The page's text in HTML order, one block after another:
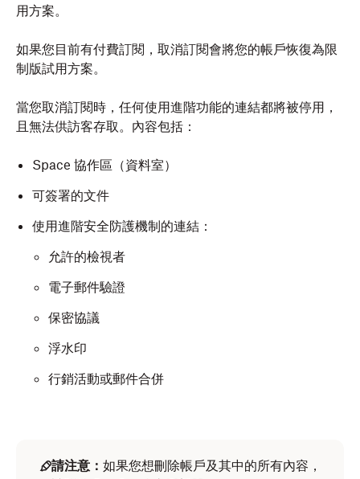
用方案。
如果您目前有付費訂閱，取消訂閱會將您的帳戶恢復為限
制版試用方案。
當您取消訂閱時，任何使用進階功能的連結都將被停用，
且無法供訪客存取。內容包括：
Space 協作區（資料室）
可簽署的文件
使用進階安全防護機制的連結：
允許的檢視者
電子郵件驗證
保密協議
浮水印
行銷活動或郵件合併
請注意： 如果您想刪除帳戶及其中的所有內容，